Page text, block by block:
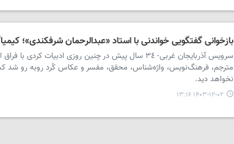
بازخوانی گفتگویی خواندنی با استاد «عبدالرحمان شرفکندی»؛
سرویس آذربایجان غربی- ٣٤ سال پیش در چنین روزی
مترجم، فرهنگ‌نویس، واژه‌شناس، محقق، مفسر و عکاس کُرد روبه رو شد
نخواهد دید.
۱۴۰۳-۱۲-۰۲ ۱۳:۱۶